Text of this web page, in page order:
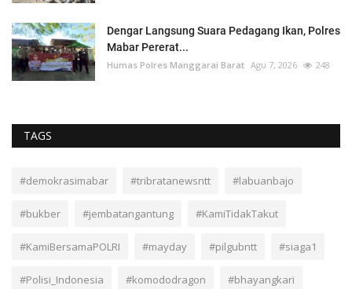
Dengar Langsung Suara Pedagang Ikan, Polres
Mabar Pererat...
Humas Polres Manggarai Barat Agu 7, 2026 248
TAGS
#demokrasimabar #tribratanewsntt #labuanbajo
#bukber #jembatangantung #KamiTidakTakut
#KamiBersamaPOLRI #mayday #pilgubntt #siaga1
#Polisi_Indonesia #komododragon #bhayangkari